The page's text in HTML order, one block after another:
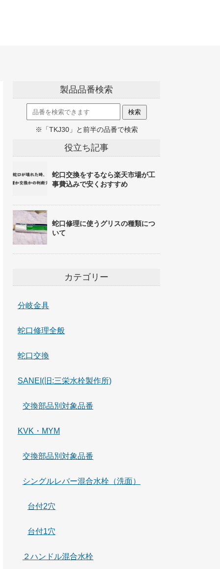
製品品番検索
※「TKJ30」と前半の品番で検索
役立ち記事
蛇口交換をするなら楽天市場が工
事費込みで安くおすすめ
蛇口修理に使うグリスの種類につ
いて
カテゴリー
分岐金具
蛇口修理全般
蛇口交換
SANEI(旧:三栄水栓製作所)
交換部品別対象品番
KVK・MYM
交換部品別対象品番
シングルレバー混合水栓（洗面）
台付2穴
台付1穴
２ハンドル混合水栓